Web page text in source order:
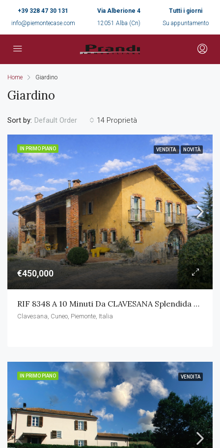
+39 328 47 30 131
info@piemontecase.com
Via Alberione 4
12051 Alba (Cn)
Tutti i giorni
Su appuntamento
Home Giardino
Giardino
14 Proprietà
Sort by: Default Order
IN PRIMO PIANO VENDITA NOVITÀ
€450,000
RIF 8348 A 10 Minuti Da CLAVESANA Splendida Casa Indipendente Con Terreno
Clavesana, Cuneo, Piemonte, Italia
IN PRIMO PIANO VENDITA